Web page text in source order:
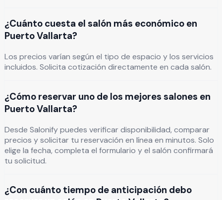
¿Cuánto cuesta el salón más económico en
Puerto Vallarta?
Los precios varían según el tipo de espacio y los servicios
incluidos. Solicita cotización directamente en cada salón.
¿Cómo reservar uno de los mejores salones en
Puerto Vallarta?
Desde Salonify puedes verificar disponibilidad, comparar
precios y solicitar tu reservación en línea en minutos. Solo
elige la fecha, completa el formulario y el salón confirmará
tu solicitud.
¿Con cuánto tiempo de anticipación debo